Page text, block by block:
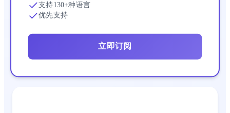
支持130+种语言
优先支持
立即订阅